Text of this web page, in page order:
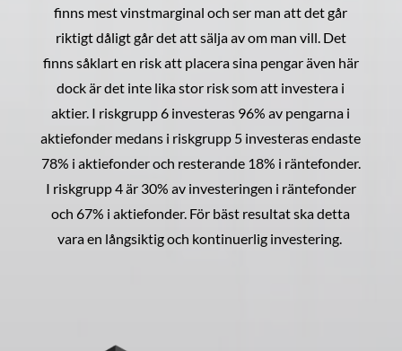
finns mest vinstmarginal och ser man att det går
riktigt dåligt går det att sälja av om man vill. Det
finns såklart en risk att placera sina pengar även här
dock är det inte lika stor risk som att investera i
aktier. I riskgrupp 6 investeras 96% av pengarna i
aktiefonder medans i riskgrupp 5 investeras endaste
78% i aktiefonder och resterande 18% i räntefonder.
I riskgrupp 4 är 30% av investeringen i räntefonder
och 67% i aktiefonder. För bäst resultat ska detta
vara en långsiktig och kontinuerlig investering.